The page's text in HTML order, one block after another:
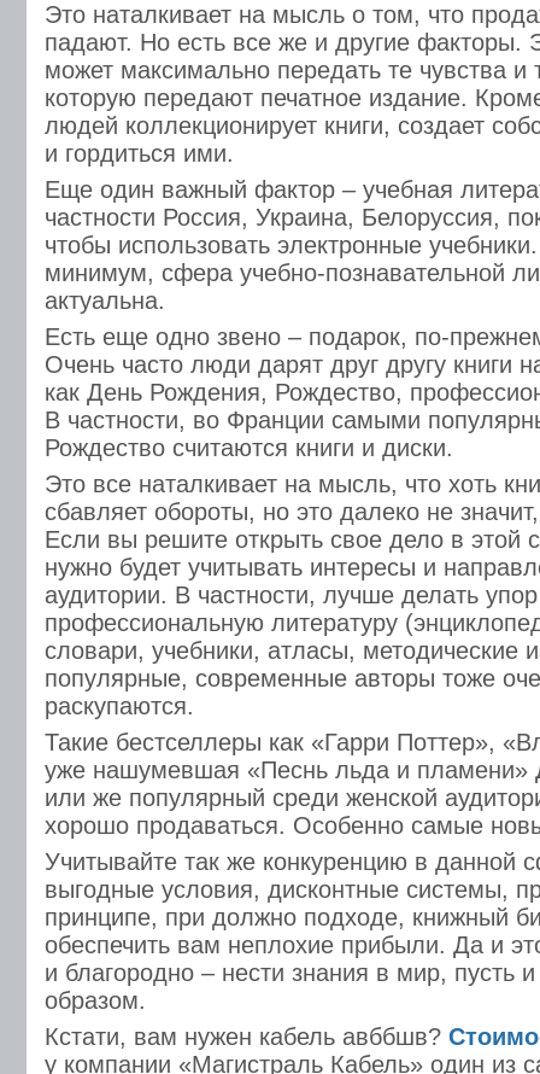
Это наталкивает на мысль о том, что
падают. Но есть все же и другие факторы.
может максимально передать те чувства и
которую передают печатное издание.
людей коллекционирует книги, создает
и гордиться ими.
Еще один важный фактор – учебная
частности Россия, Украина, Белоруссия,
чтобы использовать электронные
минимум, сфера учебно-познавательной
актуальна.
Есть еще одно звено – подарок, по-
Очень часто люди дарят друг другу книги
как День Рождения, Рождество,
В частности, во Франции самыми
Рождество считаются книги и диски.
Это все наталкивает на мысль, что хоть
сбавляет обороты, но это далеко не
Если вы решите открыть свое дело в этой
нужно будет учитывать интересы и
аудитории. В частности, лучше делать
профессиональную литературу
словари, учебники, атласы, методические
популярные, современные авторы тоже
раскупаются.
Такие бестселлеры как «Гарри Поттер»,
уже нашумевшая «Песнь льда и
или же популярный среди женской
хорошо продаваться. Особенно самые
Учитывайте так же конкуренцию в данной
выгодные условия, дисконтные системы,
принципе, при должно подходе, книжный
обеспечить вам неплохие прибыли. Да и
и благородно – нести знания в мир, пусть
образом.
Кстати, вам нужен кабель авббшв?
у компании «Магистраль Кабель» один из